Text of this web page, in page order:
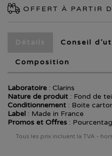
OFFERT À PARTIR
Conseil
Composition
Laboratoire : Clarins
Nature de produit : Fond de
Conditionnement : Boite
Label : Made in France
Promos et Offres :
Tous les prix incluent la TVA -